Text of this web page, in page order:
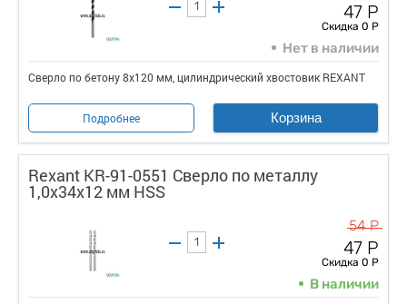
47 Р
Скидка 0 Р
Нет в наличии
Сверло по бетону 8х120 мм, цилиндрический хвостовик REXANT
Подробнее Корзина
Rexant KR-91-0551 Сверло по металлу
1,0х34х12 мм HSS
54 Р
47 Р
Скидка 0 Р
В наличии